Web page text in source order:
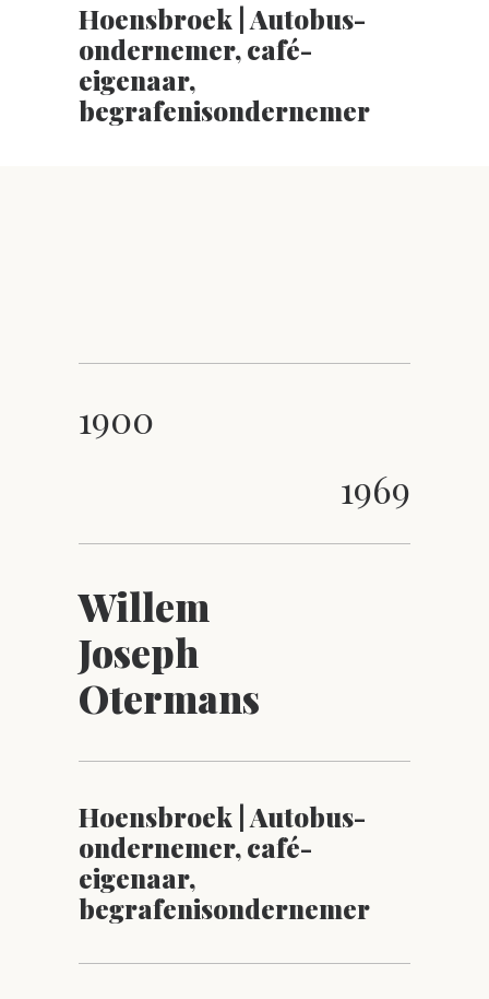
Hoensbroek | Autobus-
ondernemer, café-
eigenaar,
begrafenisondernemer
1900
1969
Willem
Joseph
Otermans
Hoensbroek | Autobus-
ondernemer, café-
eigenaar,
begrafenisondernemer